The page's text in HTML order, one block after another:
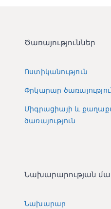
Ծառայություններ
Ոստիկանություն
Փրկարար
Միգրացիայի և
ծառայություն
Նախարարության
Նախարար